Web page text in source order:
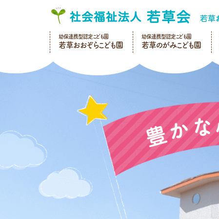
幼保連携型認定こども園
若草おおぞらこども園
幼保連携型認定こども園
若草のがみこども園